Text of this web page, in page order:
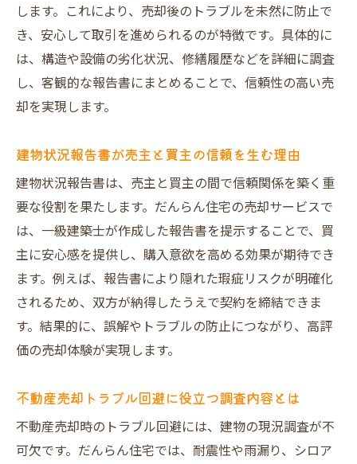
します。これにより、売却後のトラブルを未然に防止で
き、安心して取引を進められるのが特徴です。具体的に
は、構造や設備の劣化状況、修繕履歴などを詳細に調査
し、客観的な報告書にまとめることで、信頼性の高い売
却を実現します。
建物状況報告書が売主と買主の信頼を生む理由
建物状況報告書は、売主と買主の間で信頼関係を築く重
要な役割を果たします。だんらん住宅の売却サービスで
は、一級建築士が作成した報告書を提示することで、買
主に安心感を提供し、購入意欲を高める効果が期待でき
ます。例えば、報告書により隠れた瑕疵リスクが明確化
されるため、双方が納得したうえで契約を締結できま
す。結果的に、誤解やトラブルの防止につながり、高評
価の売却体験が実現します。
不動産売却トラブル回避に役立つ調査内容とは
不動産売却時のトラブル回避には、建物の現況調査が不
可欠です。だんらん住宅では、耐震性や雨漏り、シロア